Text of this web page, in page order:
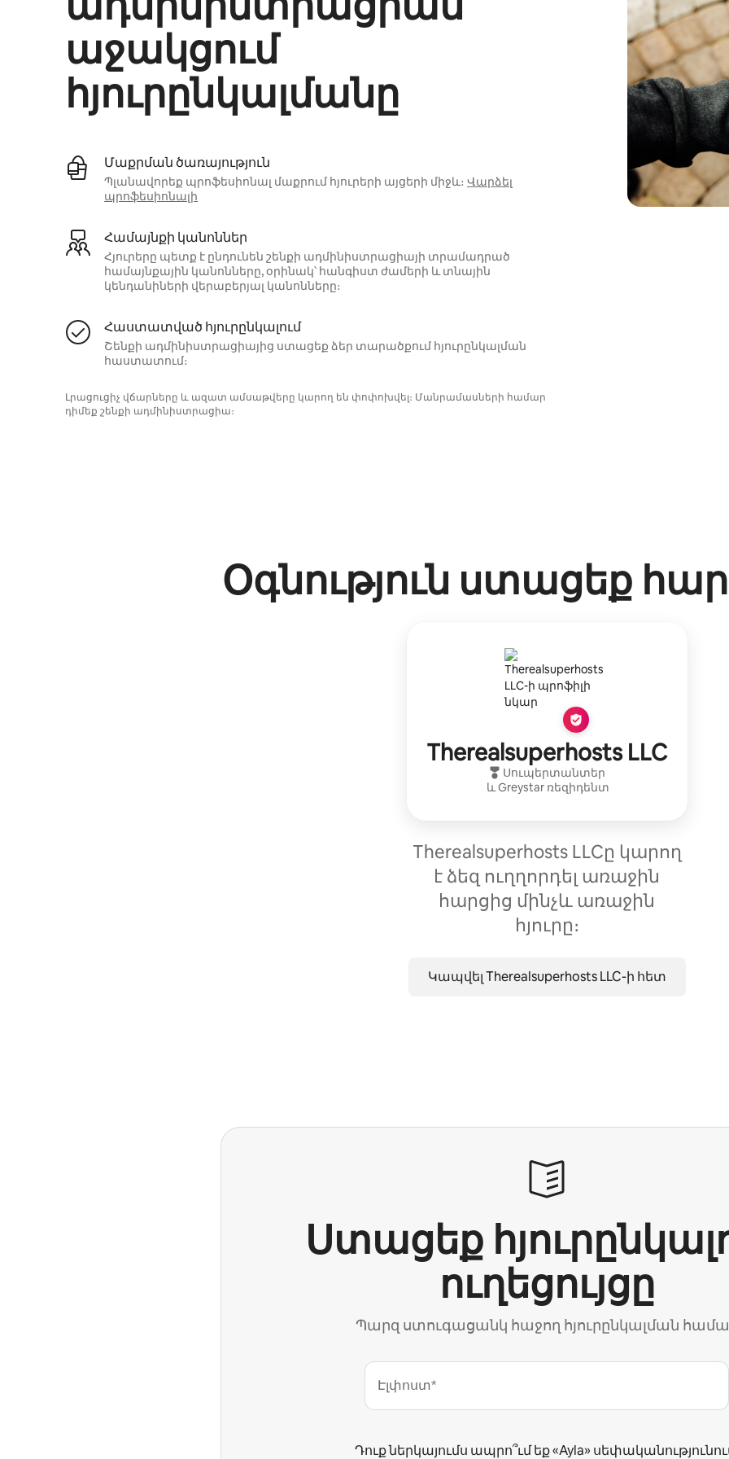
աջակցում
հյուրընկալմանը
Մաքրման ծառայություն
Պլանավորեք պրոֆեսիոնալ մաքրում հյուրերի այցերի միջև։ Վարձել
պրոֆեսիոնալի
Համայնքի կանոններ
Հյուրերը պետք է ընդունեն շենքի ադմինիստրացիայի տրամադրած
համայնքային կանոնները, օրինակ՝ հանգիստ ժամերի և տնային
կենդանիների վերաբերյալ կանոնները։
Հաստատված հյուրընկալում
Շենքի ադմինիստրացիայից ստացեք ձեր տարածքում հյուրընկալման
հաստատում։
Լրացուցիչ վճարները և ազատ ամսաթվերը կարող են փոփոխվել։ Մանրամասների համար
դիմեք շենքի ադմինիստրացիա։
Օգնություն ստացեք
Therealsuperhosts LLC
Սուպերտանտեր
և Greystar ռեզիդենտ
Therealsuperhosts LLCը կարող
է ձեզ ուղղորդել առաջին
հարցից մինչև առաջին
հյուրը։
Կապվել Therealsuperhosts LLC-ի հետ
Ստացեք
ուղեցույցը
Պարզ ստուգացանկ հաջող հյուրընկալման
Էլփոստ*
Դուք ներկայումս ապրո՞ւմ եք «Ayla»